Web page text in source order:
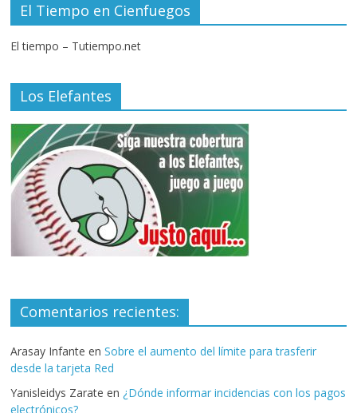
El Tiempo en Cienfuegos
El tiempo – Tutiempo.net
Los Elefantes
Comentarios recientes:
Arasay Infante enSobre el aumento del límite para trasferir
desde la tarjeta Red
Yanisleidys Zarate en ¿Dónde informar incidencias con los pagos
electrónicos?